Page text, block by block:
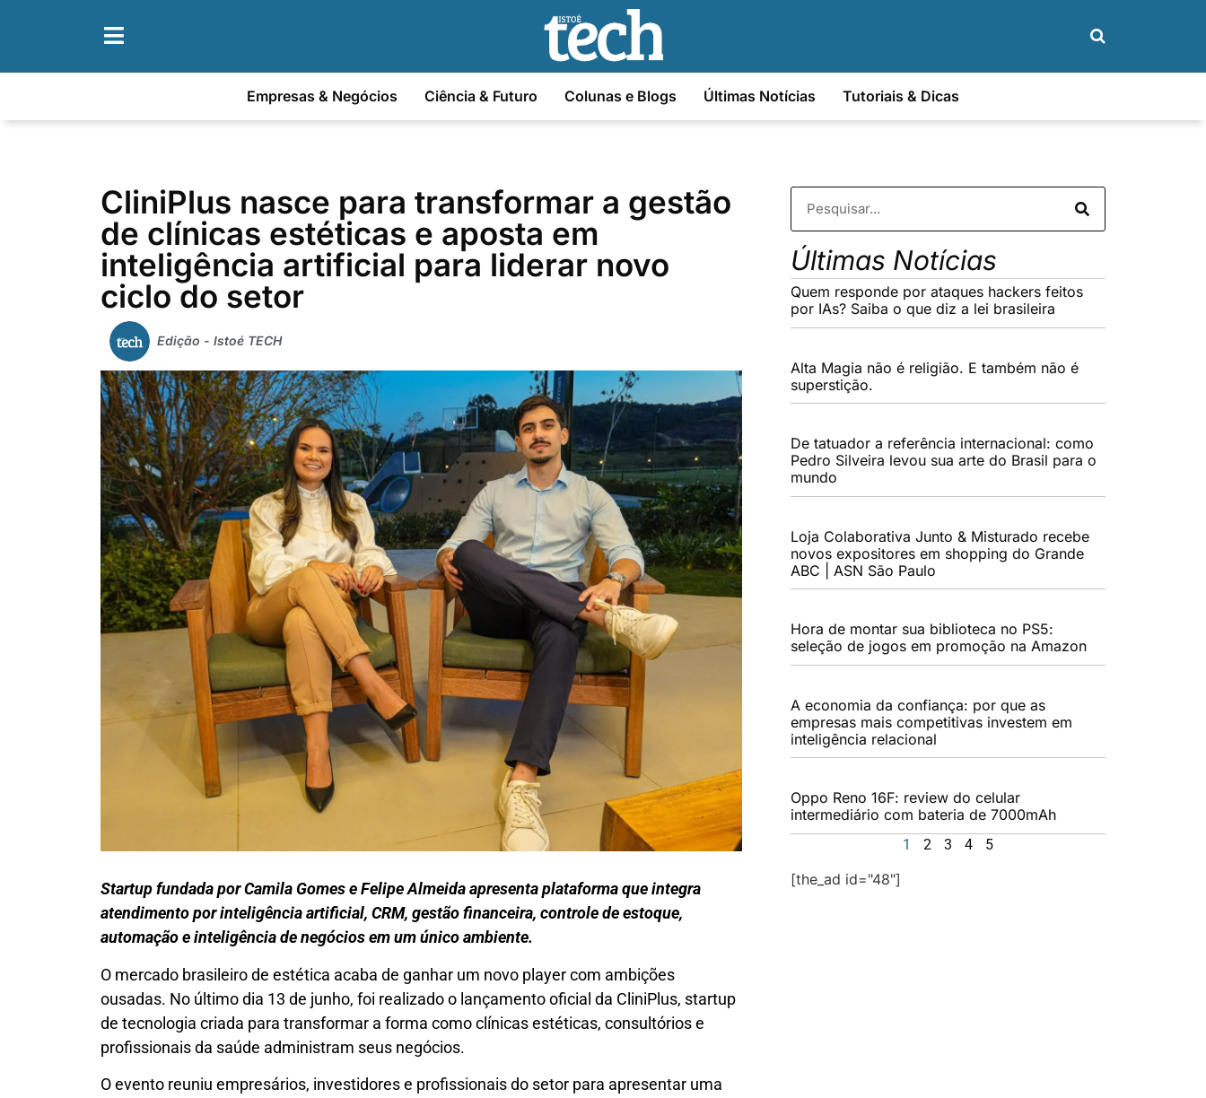
Empresas & Negócios Ciência & Futuro Colunas e Blogs Últimas Notícias Tutoriais & Dicas
CliniPlus nasce para transformar a gestão
de clínicas estéticas e aposta em
inteligência artificial para liderar novo
ciclo do setor
Edição - Istoé TECH
Startup fundada por Camila Gomes e Felipe Almeida apresenta plataforma que integra
atendimento por inteligência artificial, CRM, gestão financeira, controle de estoque,
automação e inteligência de negócios em um único ambiente.
O mercado brasileiro de estética acaba de ganhar um novo player com ambições
ousadas. No último dia 13 de junho, foi realizado o lançamento oficial da CliniPlus, startup
de tecnologia criada para transformar a forma como clínicas estéticas, consultórios e
profissionais da saúde administram seus negócios.
O evento reuniu empresários, investidores e profissionais do setor para apresentar uma
Últimas Notícias
Quem responde por ataques hackers feitos
por IAs? Saiba o que diz a lei brasileira
Alta Magia não é religião. E também não é
superstição.
De tatuador a referência internacional: como
Pedro Silveira levou sua arte do Brasil para o
mundo
Loja Colaborativa Junto & Misturado recebe
novos expositores em shopping do Grande
ABC | ASN São Paulo
Hora de montar sua biblioteca no PS5:
seleção de jogos em promoção na Amazon
A economia da confiança: por que as
empresas mais competitivas investem em
inteligência relacional
Oppo Reno 16F: review do celular
intermediário com bateria de 7000mAh
1 2 3 4 5
[the_ad id="48"]